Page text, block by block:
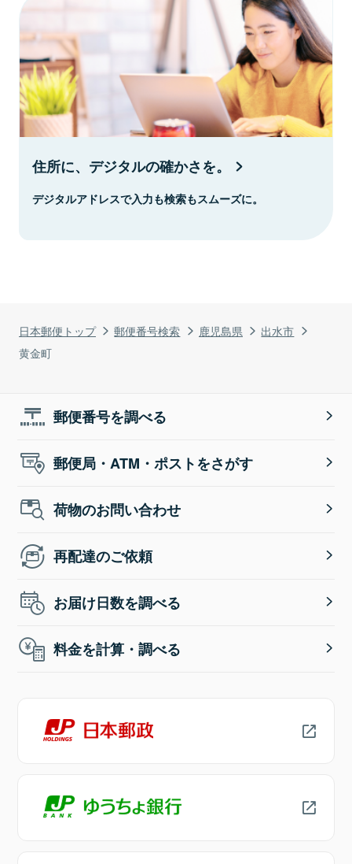
日本郵便トップ 郵便番号検索 鹿児島県
出水市
黄金町
住所に、デジタルの確かさを。
デジタルアドレスで入力も検索もスムーズに。
郵便番号を調べる
郵便局・ATM・ポストをさがす
荷物のお問い合わせ
再配達のご依頼
お届け日数を調べる
料金を計算・調べる